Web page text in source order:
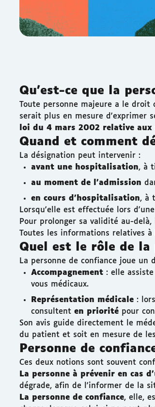
Qu'est-ce que la
Toute personne majeure a le droit
serait plus en mesure d'exprimer
loi du 4 mars 2002 relative aux
Quand et comment
La désignation peut intervenir :
avant une hospitalisation, à
au moment de l'admission
en cours d'hospitalisation, à
Lorsqu'elle est effectuée lors
Pour prolonger sa validité au-
Toutes les informations relatives à
Quel est le rôle de la
La personne de confiance joue
Accompagnement : elle
vous médicaux.
Représentation médicale :
consultent en priorité pour
Son avis guide directement le
du patient et soit en mesure de
Personne de
Ces deux notions sont souvent
La personne à prévenir en cas
dégrade, afin de l'informer de la
La personne de confiance, elle,